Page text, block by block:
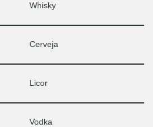
Whisky
Cerveja
Licor
Vodka